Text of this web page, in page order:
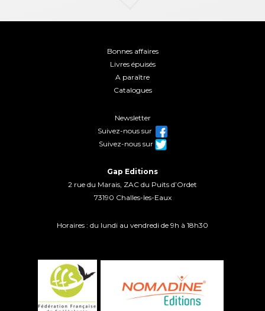
Bonnes affaires
Livres épuisés
A paraître
Catalogues
Newsletter
Suivez-nous sur
Suivez-nous sur
Gap Editions
2 rue du Marais, ZAC du Puits d’Ordet
73190 Challes-les-Eaux
Horaires : du lundi au vendredi de 9h à 18h30